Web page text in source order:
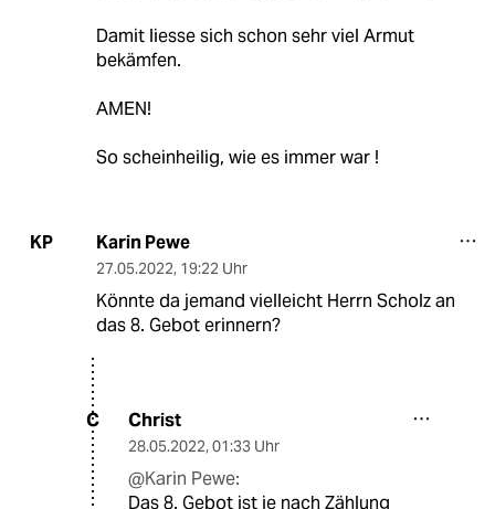
Damit liesse sich schon sehr viel Armut
bekämfen.
AMEN!
So scheinheilig, wie es immer war !
KP Karin Pewe
27.05.2022, 19:22 Uhr
Könnte da jemand vielleicht Herrn Scholz an
das 8. Gebot erinnern?
C Christ
28.05.2022, 01:33 Uhr
@Karin Pewe:
Das 8. Gebot ist je nach Zählung